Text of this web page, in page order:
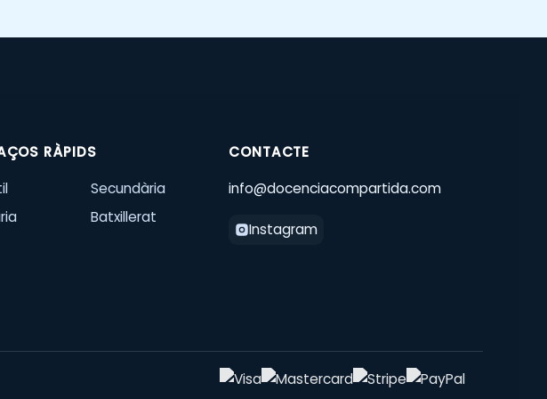
RÀPIDS
Secundària
Batxillerat
CONTACTE
info@docenciacompartida.com
Instagram